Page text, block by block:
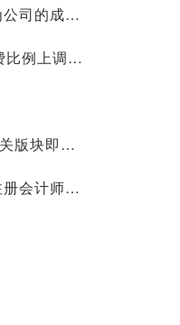
缺票怎么办？这些发票都能作为公司的成本票！
重磅！1月1日起，养老保险缴费比例上调至16%（原14%）
@用人单位：“亲清在线”平台相关版块即将迁移，社保业务请至浙江政务服务网办理！
擘画党建新蓝图丨西湖区召开注册会计师资产评估行业党委成立大会